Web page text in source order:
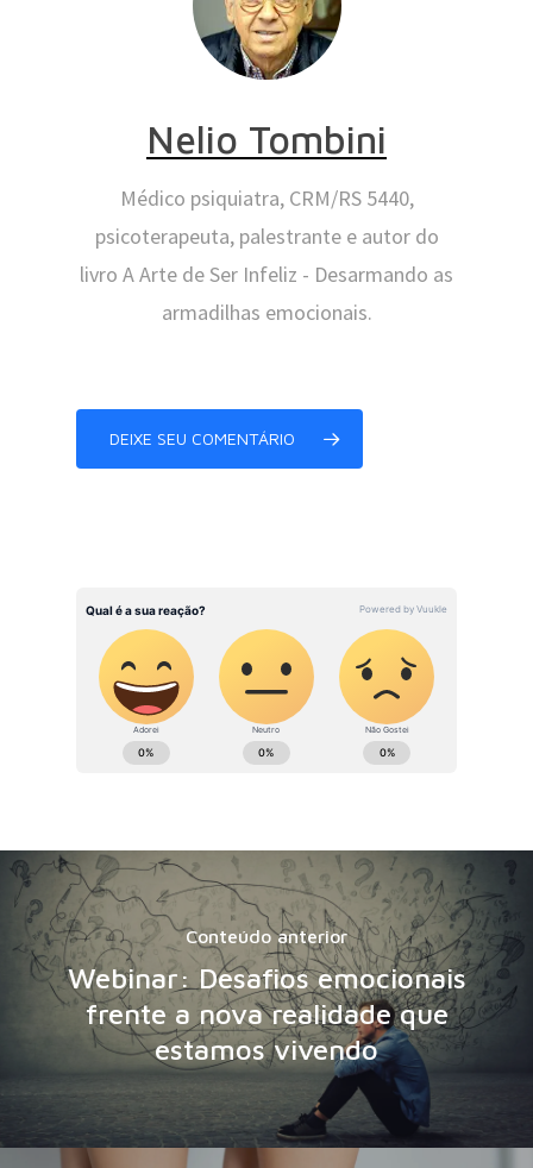
Nelio Tombini
Médico psiquiatra, CRM/RS 5440,
psicoterapeuta, palestrante e autor do
livro A Arte de Ser Infeliz - Desarmando as
armadilhas emocionais.
DEIXE SEU COMENTÁRIO
Conteúdo anterior
Webinar: Desafios emocionais
frente a nova realidade que
estamos vivendo